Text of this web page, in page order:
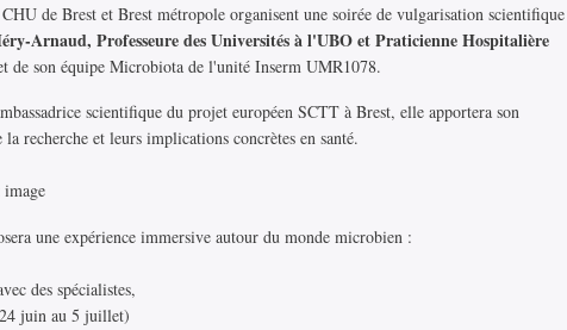
de Brest et Brest métropole organisent une soirée de vulgarisation scientifique
Arnaud, Professeure des Universités à l'UBOet Praticienne Hospitalière
de son équipe Microbiota de l'unité Inserm UMR1078.
scientifique du projet européen SCTT à Brest, elle apportera son
recherche et leurs implications concrètes en santé.
image
une expérience immersive autour du monde microbien :
des spécialistes,
juin au 5 juillet)